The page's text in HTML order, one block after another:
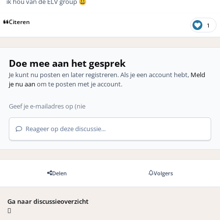
😃
Citeren 1
Doe mee aan het gesprek
Je kunt nu posten en later registreren. Als je een account hebt, Meld
je nu aan om te posten met je account.
Reageer op deze discussie...
Delen Volgers
Ga naar discussieoverzicht